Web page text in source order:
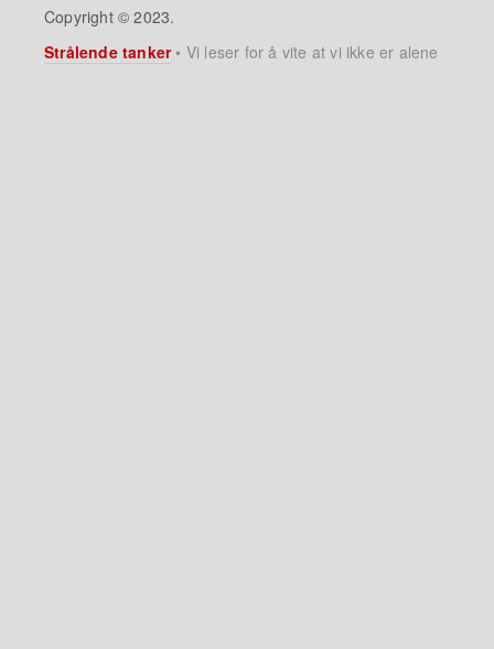
Copyright © 2023.
Strålende tanker• Vi leser for å vite at vi ikke er alene